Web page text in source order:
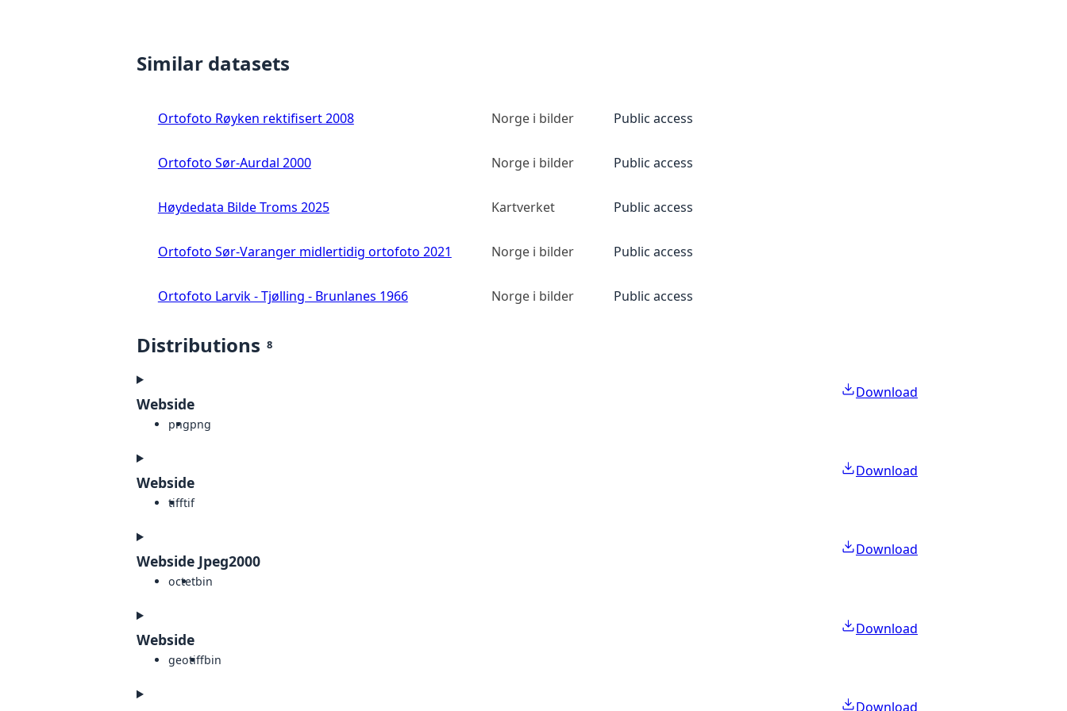
Similar datasets
Ortofoto Røyken rektifisert 2008 Norge i bilder Public access
Ortofoto Sør-Aurdal 2000 Norge i bilder Public access
Høydedata Bilde Troms 2025 Kartverket Public access
Ortofoto Sør-Varanger midlertidig ortofoto 2021 Norge i bilder Public access
Ortofoto Larvik - Tjølling - Brunlanes 1966 Norge i bilder Public access
Distributions 8
Webside
pngpng
Download
Webside
tifftif
Download
Webside Jpeg2000
octetbin
Download
Webside
geotiffbin
Download
Download